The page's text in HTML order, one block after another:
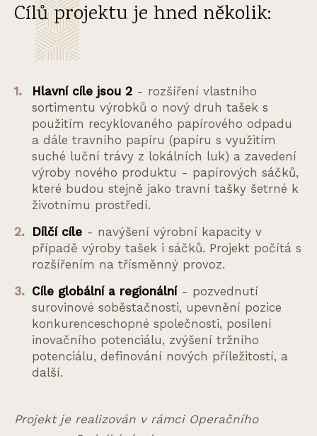
Cílů projektu je hned několik:
Hlavní cíle jsou 2 - rozšíření vlastního
sortimentu výrobků o nový druh tašek s
použitím recyklovaného papírového odpadu
a dále travního papíru (papíru s využitím
suché luční trávy z lokálních luk) a zavedení
výroby nového produktu - papírových sáčků,
které budou stejně jako travní tašky šetrné k
životnímu prostředí.
Dílčí cíle - navýšení výrobní kapacity v
případě výroby tašek i sáčků. Projekt počítá s
rozšířením na třísměnný provoz.
Cíle globální a regionální- pozvednutí
surovinové soběstačnosti, upevnění pozice
konkurenceschopné společnosti, posílení
inovačního potenciálu, zvýšení tržního
potenciálu, definování nových příležitostí, a
další.
Projekt je realizován v rámci Operačního